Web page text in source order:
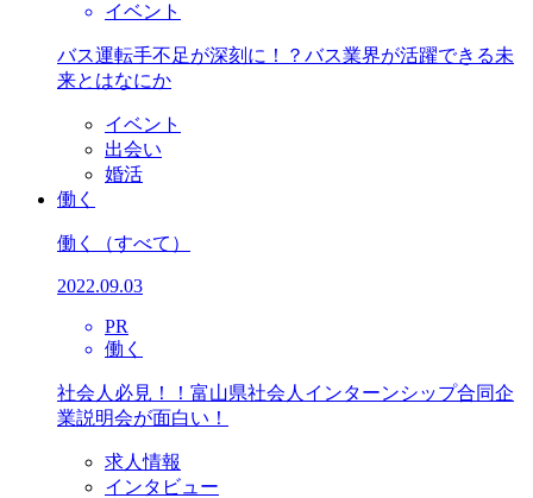
イベント
バス運転手不足が深刻に！？バス業界が活躍できる未
来とはなにか
イベント
出会い
婚活
働く
働く （すべて）
2022.09.03
PR
働く
社会人必見！！富山県社会人インターンシップ合同企
業説明会が面白い！
求人情報
インタビュー